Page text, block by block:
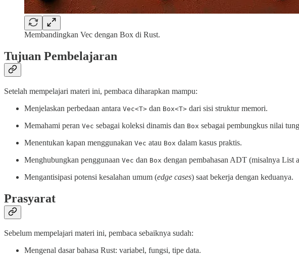
Membandingkan Vec dengan Box di Rust.
Tujuan Pembelajaran
Setelah mempelajari materi ini, pembaca diharapkan mampu:
Menjelaskan perbedaan antara Vec<T> dan Box<T> dari sisi struktur memori.
Memahami peran Vec sebagai koleksi dinamis dan Box sebagai pembungkus nilai
Menentukan kapan menggunakan Vec atau Box dalam kasus praktis.
Menghubungkan penggunaan Vec dan Box dengan pembahasan ADT (misalnya List
Mengantisipasi potensi kesalahan umum (edge cases) saat bekerja dengan keduanya.
Prasyarat
Sebelum mempelajari materi ini, pembaca sebaiknya sudah:
Mengenal dasar bahasa Rust: variabel, fungsi, tipe data.